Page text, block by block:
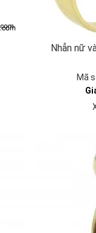
Nhẫn nữ
Mã